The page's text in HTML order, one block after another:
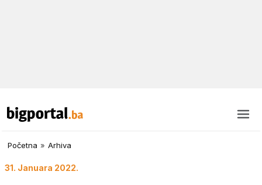
Početna » Arhiva
31. Januara 2022.